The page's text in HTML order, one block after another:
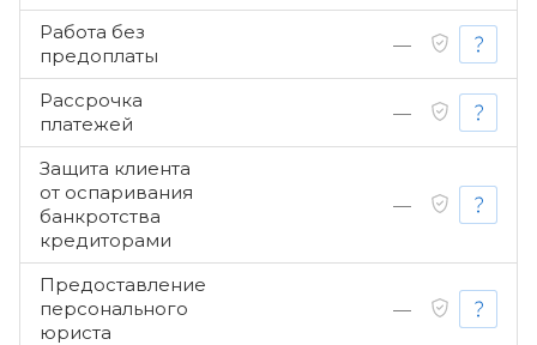
Работа без
предоплаты
—
Рассрочка
платежей
—
Защита клиента
от оспаривания
банкротства
кредиторами
—
Предоставление
персонального
юриста
—